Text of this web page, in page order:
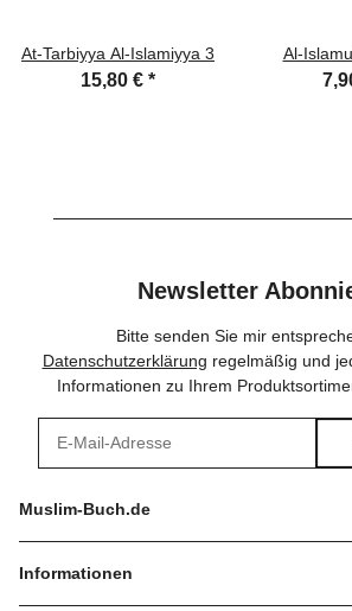
At-Tarbiyya Al-Islamiyya 3
15,80 € *
Al-
Newsletter
Bitte senden Sie mir
Datenschutzerklärung regelmäßig und
Informationen zu Ihrem
Muslim-Buch.de
Informationen